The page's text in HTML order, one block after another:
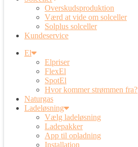
Overskudsproduktion
Værd at vide om solceller
Solplus solceller
Kundeservice
El
Elpriser
FlexEl
SpotEl
Hvor kommer strømmen fra?
Naturgas
Ladeløsning
Vælg ladeløsning
Ladepakker
App til opladning
Installation